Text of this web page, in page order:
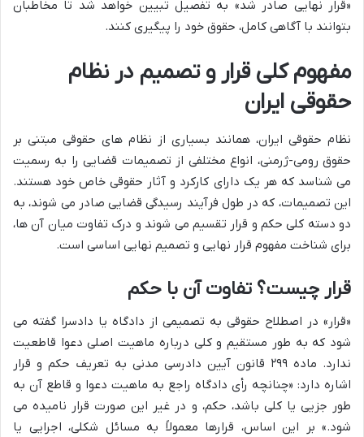
«قرار نهایی صادر شد» به تفصیل تبیین خواهد شد تا مخاطبان
بتوانند با آگاهی کامل، حقوق خود را پیگیری کنند.
مفهوم کلی قرار و تصمیم در نظام
حقوقی ایران
نظام حقوقی ایران، همانند بسیاری از نظام های حقوقی مبتنی بر
حقوق رومی-ژرمنی، انواع مختلفی از تصمیمات قضایی را به رسمیت
می شناسد که هر یک دارای کارکرد و آثار حقوقی خاص خود هستند.
این تصمیمات، که در طول فرآیند رسیدگی قضایی صادر می شوند، به
دو دسته کلی حکم و قرار تقسیم می شوند و درک تفاوت میان آن ها،
برای شناخت مفهوم قرار نهایی و تصمیم نهایی اساسی است.
قرار چیست؟ تفاوت آن با حکم
«قرار» در اصطلاح حقوقی به تصمیمی از دادگاه یا دادسرا گفته می
شود که به طور مستقیم و کلی درباره ماهیت اصلی دعوا قاطعیت
ندارد. ماده ۲۹۹ قانون آیین دادرسی مدنی به تعریف حکم و قرار
اشاره دارد: «چنانچه رأی دادگاه راجع به ماهیت دعوا و قاطع آن به
طور جزیی یا کلی باشد، حکم، و در غیر این صورت قرار نامیده می
شود.» بر این اساس، قرارها معمولاً به مسائل شکلی، اجرایی یا